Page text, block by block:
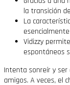
la transición
La
Vidizzy
espontáneos
Intenta sonreír y
amigos. A veces, el